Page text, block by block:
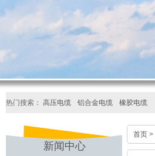
热门搜索： 高压电缆 铝合金电缆 橡胶电缆
新闻中心
首页 >